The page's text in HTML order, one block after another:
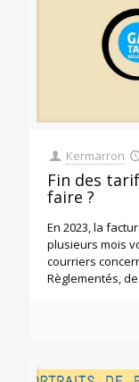
Kermarron
Fin des
faire ?
En 2023, la
plusieurs mois
courriers
Règlementés,